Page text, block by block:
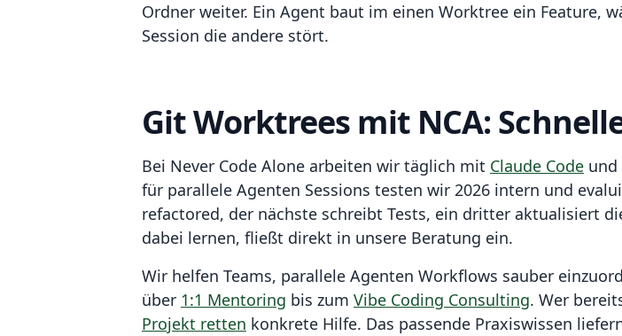
Ordner weiter. Ein Agent baut im einen Worktree ein Feature,
Session die andere stört.
Git Worktrees mit NCA:
Bei Never Code Alone arbeiten wir täglich mit Claude Code und
für parallele Agenten Sessions testen wir 2026 intern und
refactored, der nächste schreibt Tests, ein dritter aktualisiert
dabei lernen, fließt direkt in unsere Beratung ein.
Wir helfen Teams, parallele Agenten Workflows sauber
über 1:1 Mentoring bis zum Vibe Coding Consulting. Wer
Projekt retten konkrete Hilfe. Das passende Praxiswissen